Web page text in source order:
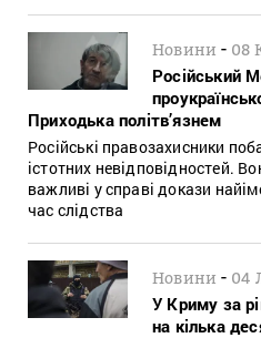
Новини - 08
Російський
Приходька політв’язнем
Російські правозахисники
істотних невідповідностей.
важливі у справі докази
час слідства
Новини - 04
У Криму за
на кілька